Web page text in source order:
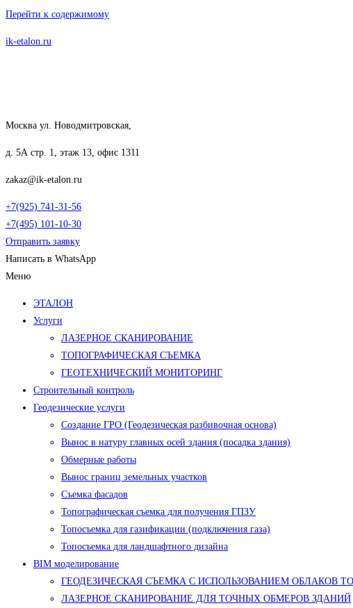
Перейти к содержимому
ik-etalon.ru
Москва ул. Новодмитровская,
д. 5А стр. 1, этаж 13, офис 1311
zakaz@ik-etalon.ru
+7(925) 741-31-56
+7(495) 101-10-30
Отправить заявку
Написать в WhatsApp
Меню
ЭТАЛОН
Услуги
ЛАЗЕРНОЕ СКАНИРОВАНИЕ
ТОПОГРАФИЧЕСКАЯ СЪЕМКА
ГЕОТЕХНИЧЕСКИЙ МОНИТОРИНГ
Строительный контроль
Геодезические услуги
Создание ГРО (Геодезическая разбивочная основа)
Вынос в натуру главных осей здания (посадка здания)
Обмерные работы
Вынос границ земельных участков
Съемка фасадов
Топографическая съемка для получения ГПЗУ
Топосъемка для газификации (подключения газа)
Топосъемка для ландшафтного дизайна
BIM моделирование
ГЕОДЕЗИЧЕСКАЯ СЪЕМКА С ИСПОЛЬЗОВАНИЕМ ОБЛАКОВ
ЛАЗЕРНОЕ СКАНИРОВАНИЕ ДЛЯ ТОЧНЫХ ОБМЕРОВ ЗДАНИЙ